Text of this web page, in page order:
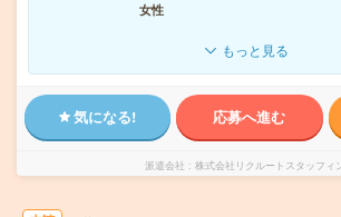
女性
もっと見る
気になる! 応募へ進む
派遣会社 株式会社リクルートスタッフィ